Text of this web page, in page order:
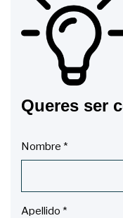
Queres ser
Nombre *
Apellido *